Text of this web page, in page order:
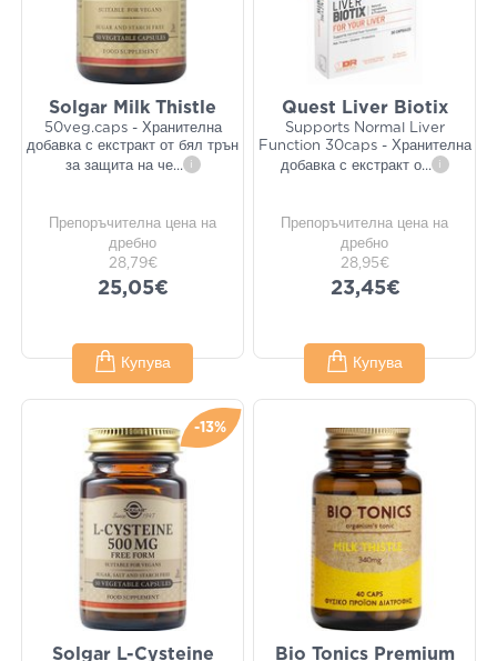
Solgar Milk Thistle
50veg.caps - Хранителна
добавка с екстракт от бял трън
за защита на че... i
Препоръчителна цена на
дребно
28,79€
25,05€
Купува
Quest Liver Biotix
Supports Normal Liver
Function 30caps - Хранителна
добавка с екстракт о... i
Препоръчителна цена на
дребно
28,95€
23,45€
Купува
-13%
Solgar L-Cysteine Bio Tonics Premium